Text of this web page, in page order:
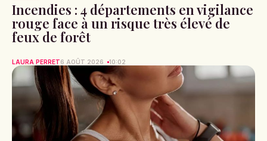
Incendies : 4 départements en vigilance
rouge face à un risque très élevé de
feux de forêt
LAURA PERRET6 AOÛT 2026 10:02